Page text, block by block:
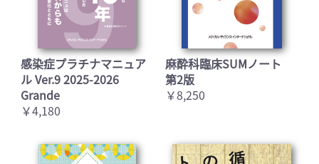
感染症プラチナマニュア
ル Ver.9 2025-2026
Grande
￥4,180
麻酔科臨床SUMノート
第2版
￥8,250